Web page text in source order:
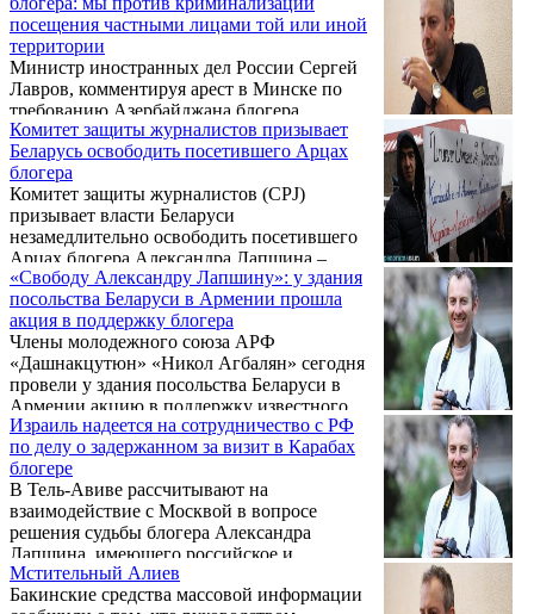
азербайджанского журналиста, заявил, что
проведение военных действий в Нагорном
Карабахе не является исключительно темой
внутренних дел Азербайджана.
посещения частными лицами той или иной
территории
Министр иностранных дел России Сергей
Лавров, комментируя арест в Минске по
требованию Азербайджана блогера
Александра Лапшина за посещение
Карабаха, заявил, что Москва выступает
против криминализации посещения
частными лицами той или иной
территории.
Комитет защиты журналистов призывает
Беларусь освободить посетившего Арцах
блогера
Комитет защиты журналистов (CPJ)
призывает власти Беларуси
незамедлительно освободить посетившего
Арцах блогера Александра Лапшина –
гражданина России и Израиля.
Азербайджан требует экстрадиции
задержанного в Минске Лапшина.
«Свободу Александру Лапшину»: у здания
посольства Беларуси в Армении прошла
акция в поддержку блогера
Члены молодежного союза АРФ
«Дашнакцутюн» «Никол Агбалян» сегодня
провели у здания посольства Беларуси в
Армении акцию в поддержку известного
блогера-путешественника Александра
Лапшина.
Израиль надеется на сотрудничество с РФ
по делу о задержанном за визит в Карабах
блогере
В Тель-Авиве рассчитывают на
взаимодействие с Москвой в вопросе
решения судьбы блогера Александра
Лапшина, имеющего российское и
израильское гражданство, экстрадиции
которого из Белоруссии добивается
Мстительный Алиев
Бакинские средства массовой информации